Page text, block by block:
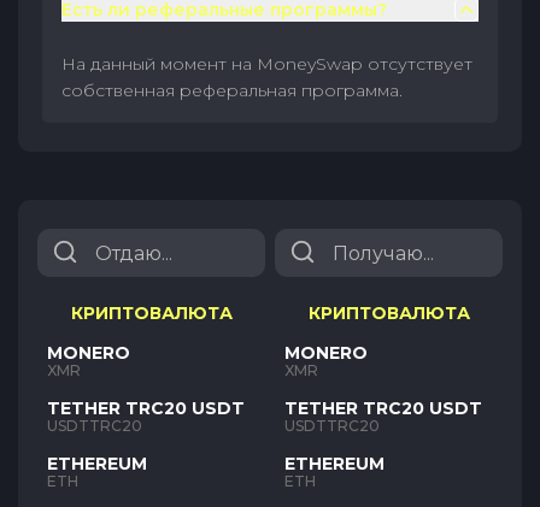
Есть ли реферальные программы?
На данный момент на MoneySwap отсутствует
собственная реферальная программа.
КРИПТОВАЛЮТА
MONERO
XMR
TETHER TRC20 USDT
USDTTRC20
ETHEREUM
ETH
КРИПТОВАЛЮТА
MONERO
XMR
TETHER TRC20 USDT
USDTTRC20
ETHEREUM
ETH